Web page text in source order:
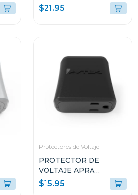
CAPACIDAD DE
SUPRESIÓN PARA
$21.95
Protectores de Voltaje
PROTECTOR DE
VOLTAJE APRA
EQUIPOS ELECTRICOS
PTE1T51
$15.95